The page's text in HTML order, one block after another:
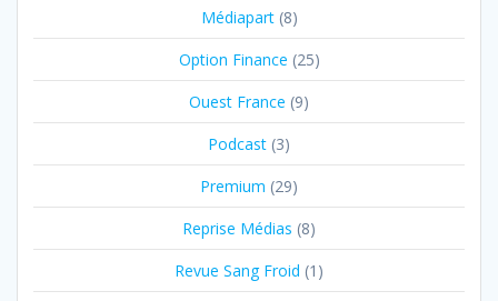
Médiapart(8)
Option Finance (25)
Ouest France (9)
Podcast (3)
Premium (29)
Reprise Médias (8)
Revue Sang Froid (1)